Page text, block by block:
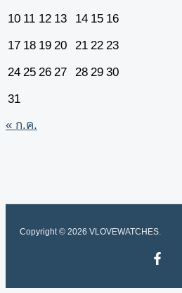
10 11 12 13 14 15 16
17 18 19 20 21 22 23
24 25 26 27 28 29 30
31
« ก.ค.
Copyright © 2026 VLOVEWATCHES.